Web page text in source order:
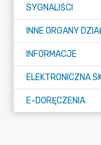
SYGNALIŚCI
INFORMACJE
E-DORĘCZENIA